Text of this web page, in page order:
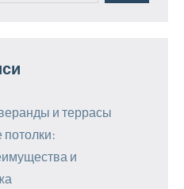
и террасы
и